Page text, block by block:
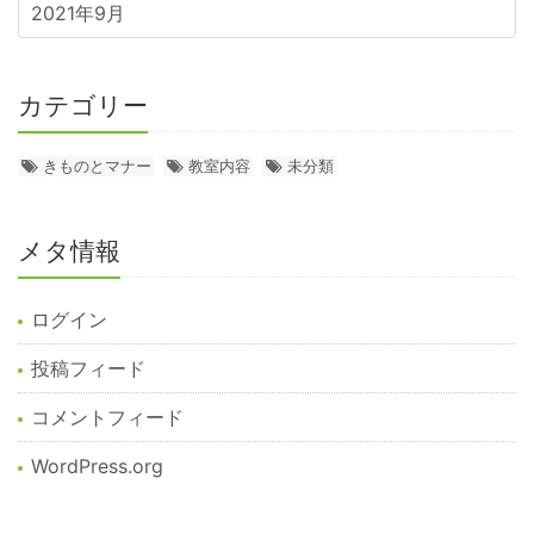
2021年9月
カテゴリー
きものとマナー 教室内容 未分類
メタ情報
ログイン
投稿フィード
コメントフィード
WordPress.org